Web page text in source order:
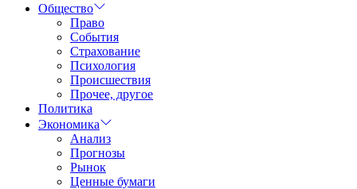
Общество
Право
События
Страхование
Психология
Происшествия
Прочее, другое
Политика
Экономика
Анализ
Прогнозы
Рынок
Ценные бумаги